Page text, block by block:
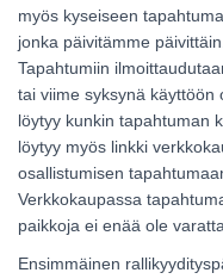
myös kyseiseen
jonka päivitämme päivittäin.
Tapahtumiin
tai viime syksynä käyttöön
löytyy kunkin tapahtuman
löytyy myös linkki
osallistumisen
Verkkokaupassa
paikkoja ei enää ole
Ensimmäinen